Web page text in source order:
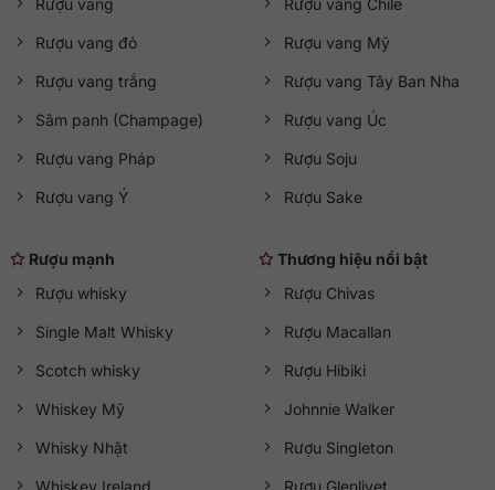
Với dung tích 500ml, sản phẩm tiện lợi cho những buổi gặp
gỡ bạn bè, tiệc nhỏ hoặc làm quà tặng tinh tế. Tại
QKAWine, Belenkaya Light được nhập khẩu chính hãng,
lệ, đảm bảo nguồn gốc rõ ràng và chất lượng ổn định.
Tư vấn 24/7
Hotline:0363 909 636
Fanpage:
Hỗ trợ khách hàng
Dịch vụ sau bán hàng:
help@qkawine.comhoặc
qkawine@gmail.com
Cửa hàngQKAWine
Trụ sở chính:Tầng 1, số 12A, lô TT02, KĐT HDMon (Hải
Rượu vang
Rượu vang đỏ
Rượu vang trắng
Sâm panh (Champage)
Rượu vang Pháp
Rượu vang Ý
Rượu vang Chile
Rượu vang Mỹ
Rượu vang Tây Ban Nha
Rượu vang Úc
Rượu Soju
Rượu Sake
Rượu mạnh
Rượu whisky
Single Malt Whisky
Scotch whisky
Whiskey Mỹ
Whisky Nhật
Whiskey Ireland
Thương hiệu nổi bật
Rượu Chivas
Rượu Macallan
Rượu Hibiki
Johnnie Walker
Rượu Singleton
Rượu Glenlivet